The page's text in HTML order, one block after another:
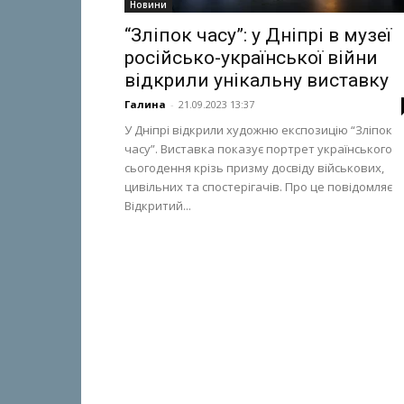
Новини
“Зліпок часу”: у Дніпрі в музеї
російсько-української війни
відкрили унікальну виставку
Галина - 21.09.2023 13:37
У Дніпрі відкрили художню експозицію “Зліпок
часу”. Виставка показує портрет українського
сьогодення крізь призму досвіду військових,
цивільних та спостерігачів. Про це повідомляє
Відкритий...